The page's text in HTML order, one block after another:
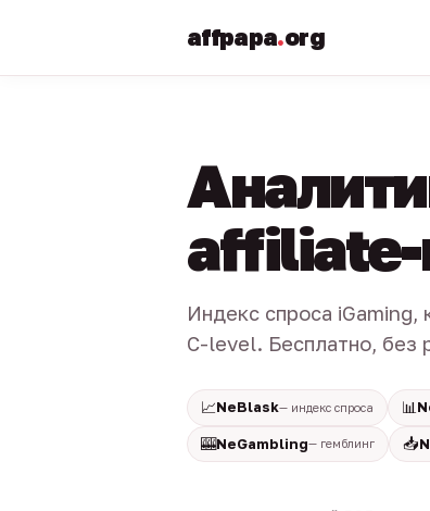
affpapa.org
affiliate-
Индекс спроса iGaming,
C-level. Бесплатно, без
📈NeBlask— индекс спроса 📊
🎰NeGambling— гемблинг 📥